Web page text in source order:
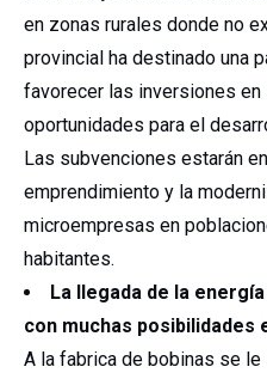
en zonas rurales donde no
provincial ha destinado una
favorecer las inversiones
oportunidades para el
Las subvenciones estarán
emprendimiento y la
microempresas en
habitantes.
La llegada de la
con muchas posibilidades
A la fabrica de bobinas se